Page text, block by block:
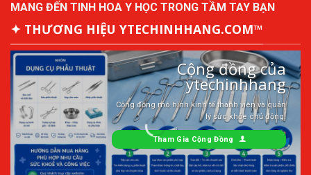
MANG ĐẾN TINH HOA Y HỌC TRONG TẦM TAY BẠN
✦ THƯƠNG HIỆU YTECHINHHANG.COM™
Cộng đồng của
ytechinhhang
Cộng đồng mô hình kinh tế thành viên và quản
lý sức khỏe chủ động.
Tham Gia Cộng Đồng